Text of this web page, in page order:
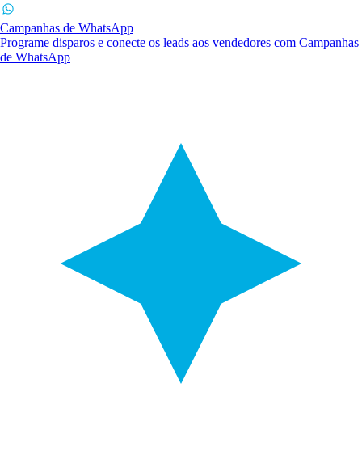
Campanhas de WhatsApp
Programe disparos e conecte os leads aos vendedores com Campanhas
de WhatsApp